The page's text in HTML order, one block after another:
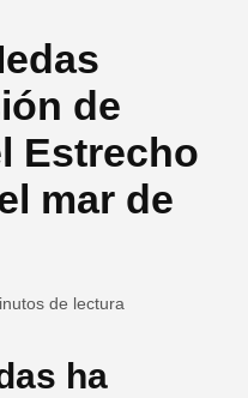
de
Estrecho
mar de
de lectura
ha